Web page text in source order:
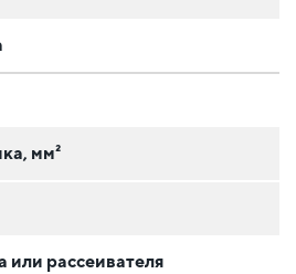
мм²
или рассеивателя